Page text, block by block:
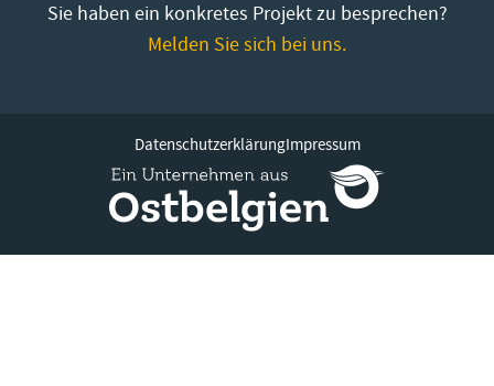
Sie haben ein konkretes Projekt zu besprechen?
Melden Sie sich bei uns.
DatenschutzerklärungImpressum